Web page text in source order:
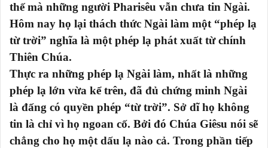
thế mà những người Pharisêu vẫn chưa tin Ngài.
Hôm nay họ lại thách thức Ngài làm một “phép lạ
từ trời” nghĩa là một phép lạ phát xuất từ chính
Thiên Chúa.
Thực ra những phép lạ Ngài làm, nhất là những
phép lạ lớn vừa kể trên, đã đủ chứng minh Ngài
là đấng có quyền phép “từ trời”. Sở dĩ họ không
tin là chỉ vì họ ngoan cố. Bởi đó Chúa Giêsu nói sẽ
chẳng cho họ một dấu lạ nào cả. Trong phần tiếp